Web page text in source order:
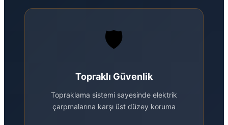
🛡️
Topraklı Güvenlik
Topraklama sistemi sayesinde elektrik
çarpmalarına karşı üst düzey koruma